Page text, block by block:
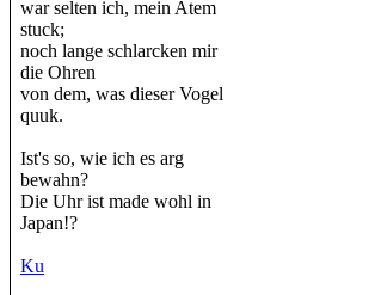
war selten ich, mein Atem
stuck;
noch lange schlarcken mir
die Ohren
von dem, was dieser Vogel
quuk.
Ist's so, wie ich es arg
bewahn?
Die Uhr ist made wohl in
Japan!?
Ku